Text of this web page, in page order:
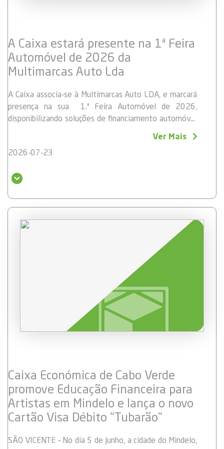
A Caixa estará presente na 1ª Feira
Automóvel de 2026 da
Multimarcas Auto Lda
A Caixa associa-se à Multimarcas Auto LDA, e marcará
presença na sua 1.ª Feira Automóvel de 2026,
disponibilizando soluções de financiamento automóvel
elétricas como para viaturas convencionais., noLargo da
Kebra Kanel
Visite o nosso stand, das
Realize o sonho de adquirir o seu carro novo com
a Caixa!
Ver Mais
2026-07-23
Caixa Económica de Cabo Verde
promove Educação Financeira para
Artistas em Mindelo e lança o novo
Cartão Visa Débito "Tubarão"
SÃO VICENTE – No dia 5 de junho, a cidade do Mindelo,